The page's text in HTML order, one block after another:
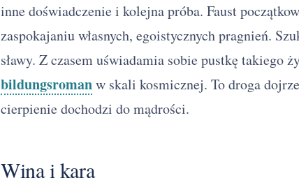
inne doświadczenie i kolejna próba. Faust
zaspokajaniu własnych, egoistycznych pragnień.
sławy. Z czasem uświadamia sobie pustkę takiego
bildungsromanw skali kosmicznej. To droga
cierpienie dochodzi do mądrości.
Wina i kara